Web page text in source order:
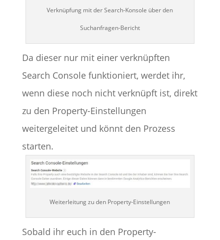
Verknüpfung mit der Search-Konsole über den
Suchanfragen-Bericht
Da dieser nur mit einer verknüpften
Search Console funktioniert, werdet ihr,
wenn diese noch nicht verknüpft ist, direkt
zu den Property-Einstellungen
weitergeleitet und könnt den Prozess
starten.
Weiterleitung zu den Property-Einstellungen
Sobald ihr euch in den Property-